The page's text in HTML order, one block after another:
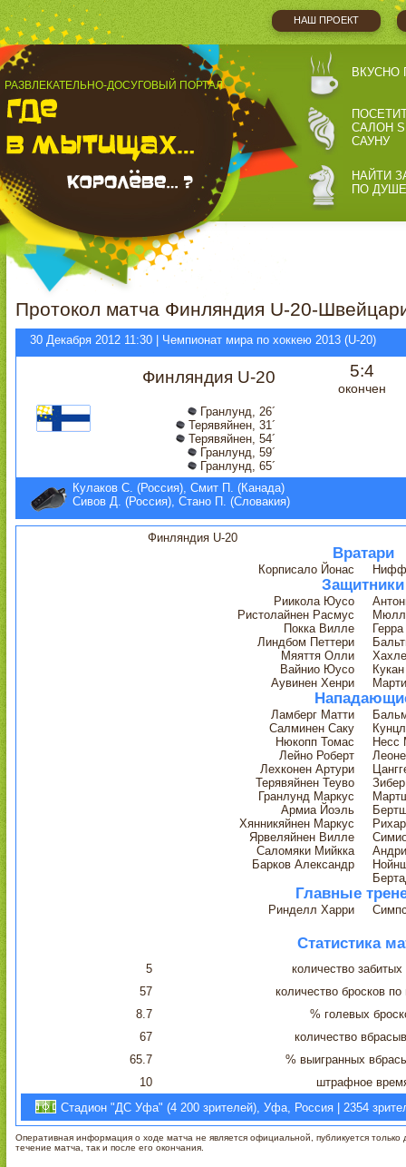
НАШ ПРОЕКТ
РАЗВЛЕКАТЕЛЬНО-ДОСУГОВЫЙ ПОРТАЛ
ВКУСНО
САЛОН
САУНУ
НАЙТИ
ПО ДУШЕ
Протокол матча Финляндия U-20-
30 Декабря 2012 11:30 | Чемпионат мира по хоккею 2013 (U-20)
Финляндия U-20 5:4
окончен
Гранлунд, 26´
Терявяйнен, 31´
Терявяйнен, 54´
Гранлунд, 59´
Гранлунд, 65´
Кулаков С. (Россия), Смит П. (Канада)
Сивов Д. (Россия), Стано П. (Словакия)
Финляндия U-20
Вратари
Корписало Йонас
Защитники
Риикола Юусо
Ристолайнен Расмус
Покка Вилле
Линдбом Петтери
Мяяття Олли
Вайнио Юусо
Аувинен Хенри
Ламберг Матти
Салминен Саку
Нюкопп Томас
Несс
Лейно Роберт
Лехконен Артури
Терявяйнен Теуво
Гранлунд Маркус
Армиа Йоэль
Хянникяйнен Маркус
Ярвеляйнен Вилле
Саломяки Мийкка
Барков Александр
Главные
Ринделл Харри
Статистика
5
количество
57
количество бросков по
8.7
% голевых
67
количество
65.7
% выигранных
10
штрафное
Стадион "ДС Уфа" (4 200 зрителей), Уфа, Россия | 2354
Оперативная информация о ходе матча не является официальной, публикуется только
течение матча, так и после его окончания.